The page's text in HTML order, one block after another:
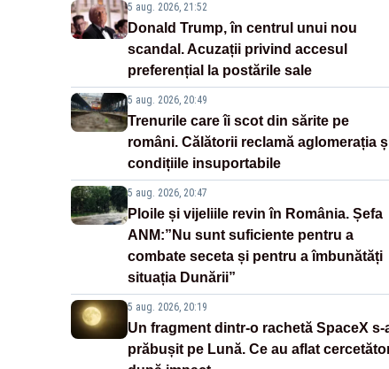
5 aug. 2026, 21:52
Donald Trump, în centrul unui nou
scandal. Acuzații privind accesul
preferențial la postările sale
5 aug. 2026, 20:49
Trenurile care îi scot din sărite pe
români. Călătorii reclamă aglomerația
condițiile insuportabile
5 aug. 2026, 20:47
Ploile și vijeliile revin în România. Șefa
ANM:”Nu sunt suficiente pentru a
combate seceta și pentru a îmbunătăți
situația Dunării”
5 aug. 2026, 20:19
Un fragment dintr-o rachetă SpaceX s-
prăbușit pe Lună. Ce au aflat